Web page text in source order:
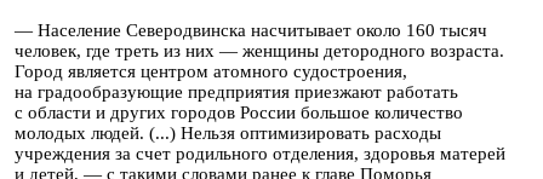
— Население Северодвинска насчитывает около 160 тысяч
человек, где треть из них — женщины детородного возраста.
Город является центром атомного судостроения,
на градообразующие предприятия приезжают работать
с области и других городов России большое количество
молодых людей. (...) Нельзя оптимизировать расходы
учреждения за счет родильного отделения, здоровья матерей
и детей, — с такими словами ранее к главе Поморья